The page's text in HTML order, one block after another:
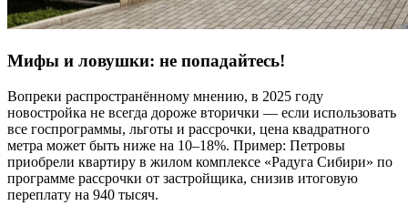
Мифы и ловушки: не попадайтесь!
Вопреки распространённому мнению, в 2025 году
новостройка не всегда дороже вторички — если использовать
все госпрограммы, льготы и рассрочки, цена квадратного
метра может быть ниже на 10–18%. Пример: Петровы
приобрели квартиру в жилом комплексе «Радуга Сибири» по
программе рассрочки от застройщика, снизив итоговую
переплату на 940 тысяч.